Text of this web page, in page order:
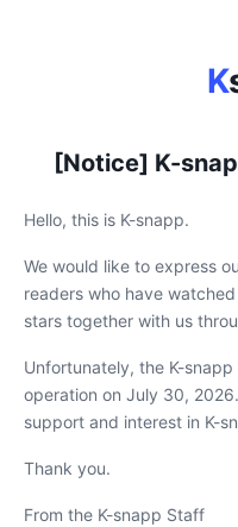
K
[Notice] K-
Hello, this is K-snapp.
We would like to express
readers who have
stars together with us
Unfortunately, the K-
operation on July 30,
support and interest in K-
Thank you.
From the K-snapp Staff